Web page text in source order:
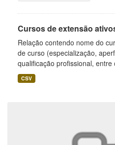
Cursos de extensão
Relação contendo nome do
de curso (especialização,
qualificação profissional, entre
CSV